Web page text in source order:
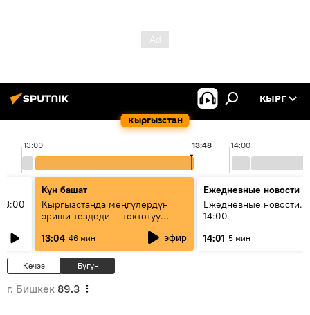
Кыргызстан
КЫРГ
13:00 14:00
13:48
Күн башат
Кыргызстанда мөңгүлөрдүн
эриши тездеди — токтотуу
13:04 46 мин эфир
Ежедневные новости
Ежедневные новости.
14:00
14:01 5 мин
Кечээ Бүгүн
г. Бишкек 89.3